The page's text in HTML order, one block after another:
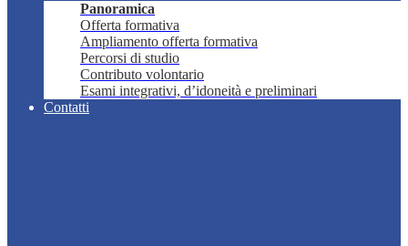
Panoramica
Offerta formativa
Ampliamento offerta formativa
Percorsi di studio
Contributo volontario
Esami integrativi, d’idoneità e preliminari
Contatti